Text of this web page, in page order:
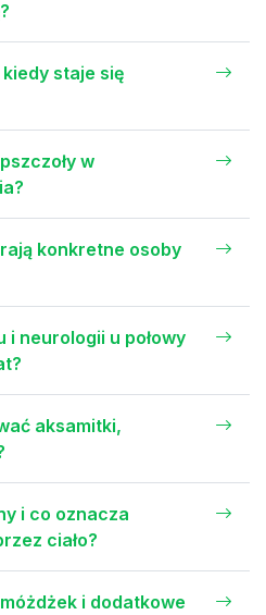
staje się
w
konkretne osoby
i neurologii u połowy
aksamitki,
i co oznacza
ciało?
i dodatkowe